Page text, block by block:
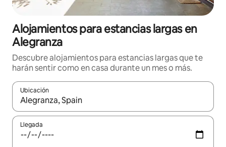
Alojamientos para estancias largas en
Alegranza
Descubre alojamientos para estancias largas que te
harán sentir como en casa durante un mes o más.
Ubicación
Cuando los resultados estén disponibles, podrás navegar
Llegada